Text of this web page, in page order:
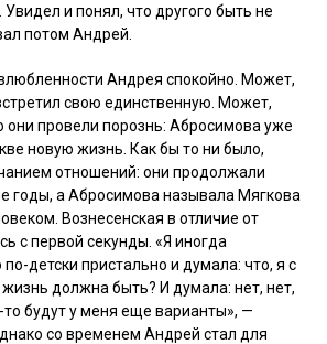
и понял, что другого быть не
потом Андрей.
Андрея спокойно. Может,
свою единственную. Может,
они провели порознь: Абросимова уже
новую жизнь. Как бы то ни было,
отношений: они продолжали
годы, а Абросимова называла Мягкова
Вознесенская в отличие от
с первой секунды. «Я иногда
детски пристально и думала: что, я с
должна быть? И думала: нет, нет,
то будут у меня еще варианты», —
со временем Андрей стал для